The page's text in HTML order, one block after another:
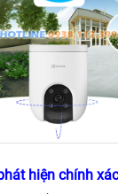
hiện chính